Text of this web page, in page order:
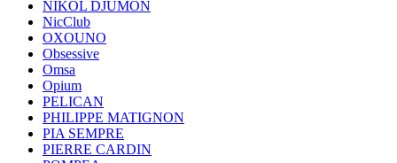
NIKOL DJUMON
NicClub
OXOUNO
Obsessive
Omsa
Opium
PELICAN
PHILIPPE MATIGNON
PIA SEMPRE
PIERRE CARDIN